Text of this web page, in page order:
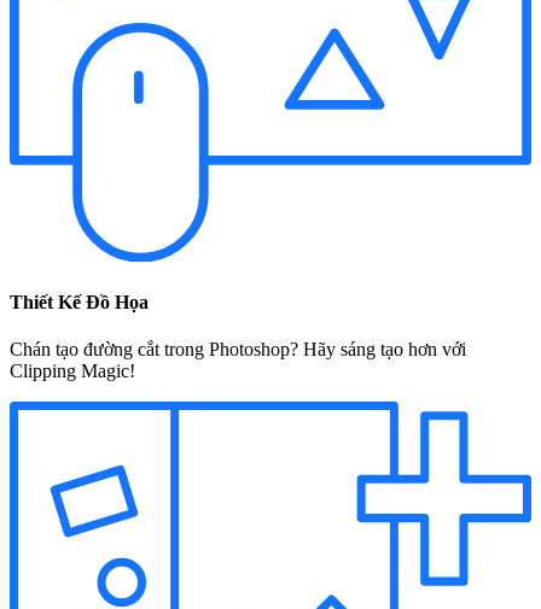
Thiết Kế Đồ Họa
Chán tạo đường cắt trong Photoshop? Hãy sáng tạo hơn với
Clipping Magic!